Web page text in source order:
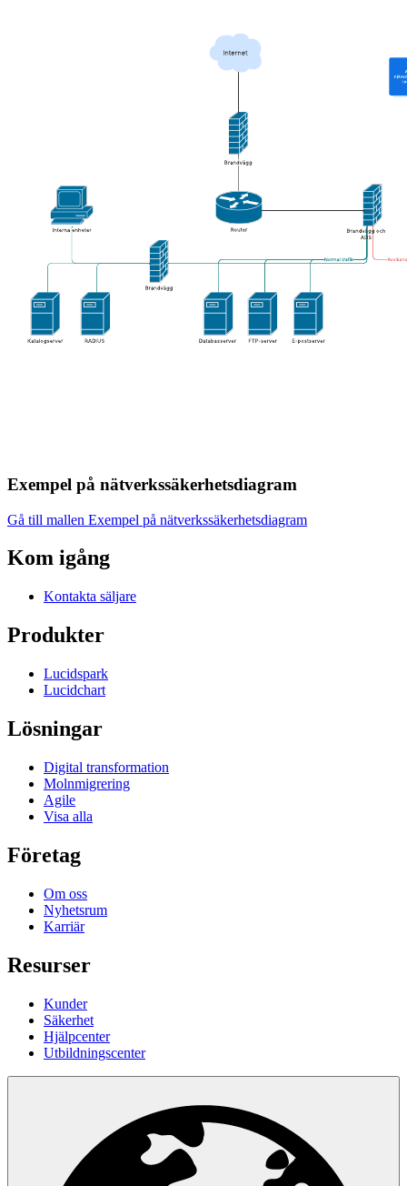
Exempel på nätverkssäkerhetsdiagram
Gå till mallen Exempel på nätverkssäkerhetsdiagram
Kom igång
Kontakta säljare
Produkter
Lucidspark
Lucidchart
Lösningar
Digital transformation
Molnmigrering
Agile
Visa alla
Företag
Om oss
Nyhetsrum
Karriär
Resurser
Kunder
Säkerhet
Hjälpcenter
Utbildningscenter